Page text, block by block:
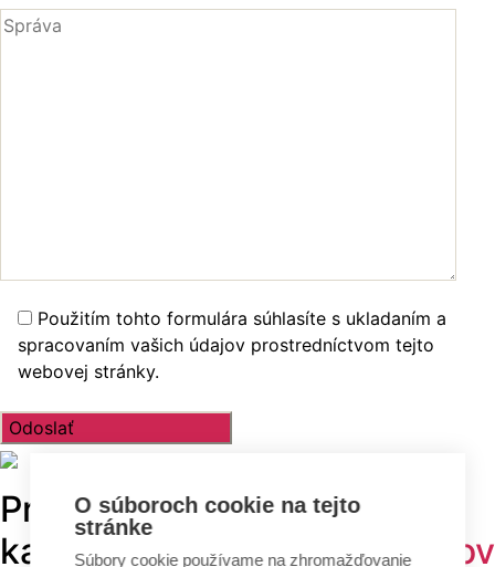
Použitím tohto formulára súhlasíte s ukladaním a
spracovaním vašich údajov prostredníctvom tejto
webovej stránky.
Prehľadávajte vTOP
kategóriách -projekty domov
O súboroch cookie na tejto
stránke
Súbory cookie používame na zhromažďovanie